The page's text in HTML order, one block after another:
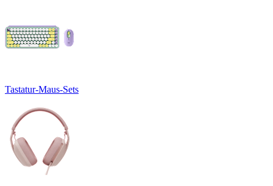
Tastatur-Maus-Sets